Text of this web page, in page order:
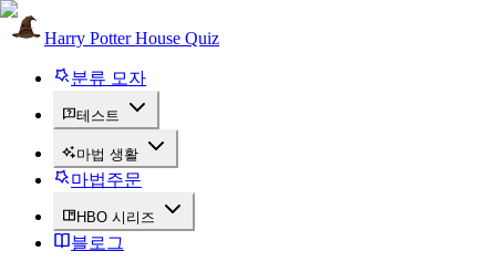
Harry Potter House Quiz
분류 모자
테스트
마법 생활
마법주문
HBO 시리즈
블로그